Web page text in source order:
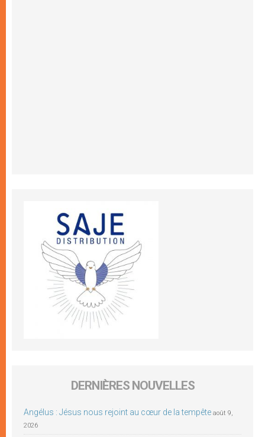
DERNIÈRES NOUVELLES
Angélus : Jésus nous rejoint au cœur de la tempête août 9,
2026